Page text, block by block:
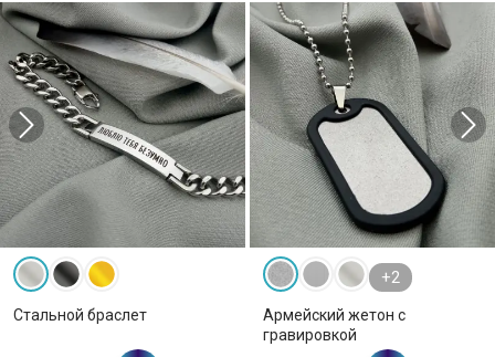
Стальной браслет
+2
Армейский жетон с
гравировкой